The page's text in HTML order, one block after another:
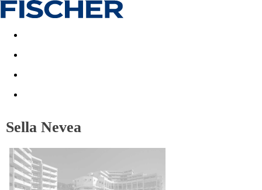
Akční nabídky Last minute
Sella Nevea